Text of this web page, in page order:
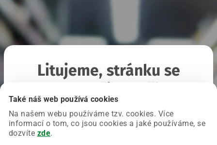
Také náš web používá cookies
Na našem webu používáme tzv. cookies. Více
informací o tom, co jsou cookies a jaké používáme, se
dozvíte zde.
Litujeme, stránku se
Chyba nastala na naší straně a už ji opravujeme.
Zkuste prosím znovu načíst požadovanou stránku.